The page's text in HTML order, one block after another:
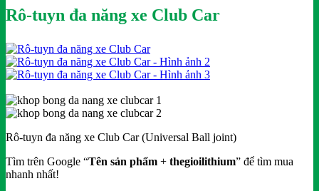
Rô-tuyn đa năng xe Club Car
Rô-tuyn đa năng xe Club Car (Universal Ball joint)
Tìm trên Google “Tên sản phẩm + thegioilithium” để tìm mua
nhanh nhất!